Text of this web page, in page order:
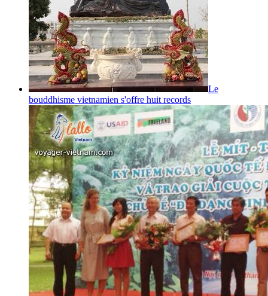
Le
bouddhisme vietnamien s'offre huit records